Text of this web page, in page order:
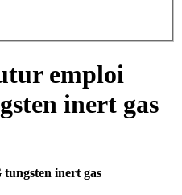
emploi
inert gas
inert gas